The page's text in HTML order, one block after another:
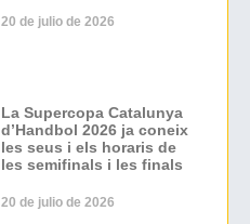
20 de julio de 2026
La Supercopa Catalunya
d’Handbol 2026 ja coneix
les seus i els horaris de
les semifinals i les finals
20 de julio de 2026